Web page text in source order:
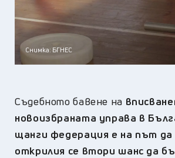
Снимка: БГНЕС
Съдебното бавене на
новоизбраната управа в
щанги федерация е на път да
открилия се втори шанс да